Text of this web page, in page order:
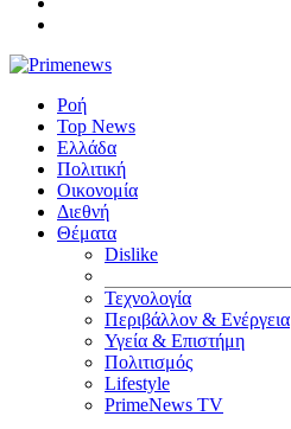
Ροή
Top News
Ελλάδα
Πολιτική
Οικονομία
Διεθνή
Θέματα
Dislike
Τεχνολογία
Περιβάλλον & Ενέργεια
Υγεία & Επιστήμη
Πολιτισμός
Lifestyle
PrimeNews TV